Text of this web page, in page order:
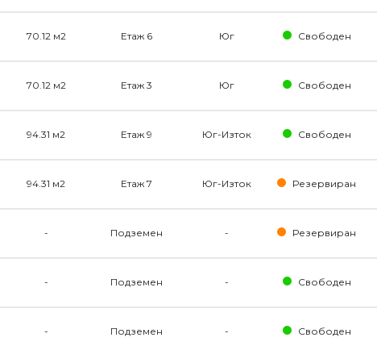
70.12 м2 Етаж 6 Юг Свободен
70.12 м2 Етаж 3 Юг Свободен
94.31 м2 Етаж 9 Юг-Изток Свободен
94.31 м2 Етаж 7 Юг-Изток Резервиран
- Подземен - Резервиран
- Подземен - Свободен
- Подземен - Свободен